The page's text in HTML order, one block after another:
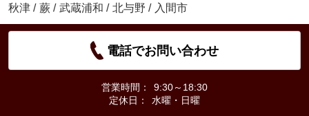
秋津 / 蕨 / 武蔵浦和 / 北与野 / 入間市
電話でお問い合わせ
営業時間：
9:30～18:30
定休日：
水曜・日曜